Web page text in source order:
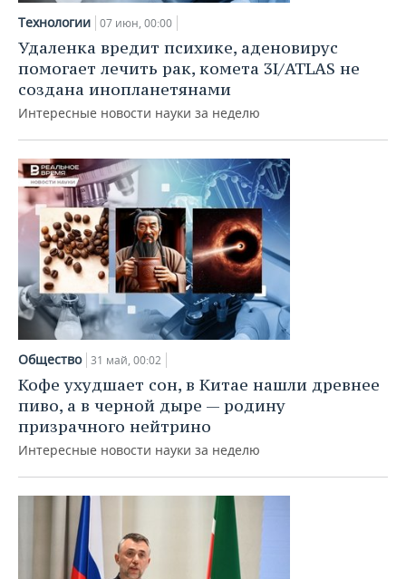
Технологии 07 июн, 00:00
Удаленка вредит психике, аденовирус
помогает лечить рак, комета 3I/ATLAS не
создана инопланетянами
Интересные новости науки за неделю
Общество 31 май, 00:02
Кофе ухудшает сон, в Китае нашли древнее
пиво, а в черной дыре — родину
призрачного нейтрино
Интересные новости науки за неделю